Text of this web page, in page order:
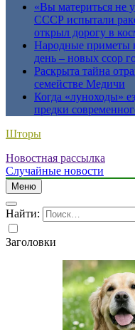
«Вы материться не
СССР испытали
открыл дорогу в
Народные приметы
день – новых ссор
Раскрыта тайна
семействе Медичи
Когда «луноходы»
предки
Шторы
Новостная рассылка
Случайные новости
Меню
Найти:
Заголовки